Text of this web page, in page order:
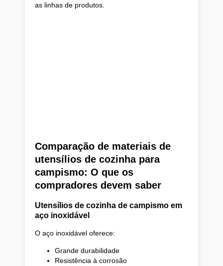
as linhas de produtos.
Comparação de materiais de
utensílios de cozinha para
campismo: O que os
compradores devem saber
Utensílios de cozinha de campismo em
aço inoxidável
O aço inoxidável oferece:
Grande durabilidade
Resistência à corrosão